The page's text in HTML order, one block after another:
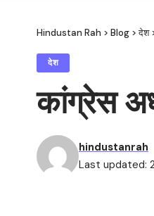
Hindustan Rah > Blog >देश
देश
कांग्रेस
Last updated:
hindustanrah